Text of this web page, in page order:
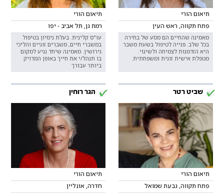
תיאום הורי
פתח תקווה, ראש העין
מאמינה שהחיים הם מסע של בחירה
בכל שלב. פנייה לטיפול בשעת משבר
היא הזדמנות לצמיחה ולשינוי.
מטפלת אישית זוגית ומשפחתית.
תיאום הורי
רמת גן, תל אביב - יפו
עו"ס קלינית. בעלת ניסיון בטיפול
במשברי חיים, משברים זוגיים והליכי
גירושין. מאמינה שיחד נגיע למקום
בו תנהל/י את חייך באופן המדויק
ביותר עבורך
שביט רטר
תיאום הורי
פתח תקווה, גבעת שמואל
הגר רוחין
תיאום הורי
חדרה, אונליין